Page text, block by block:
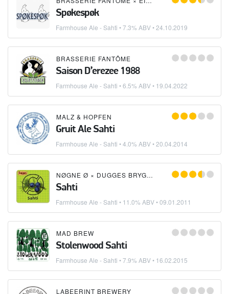
Spøkespøk
Farmhouse Ale - Sahti • 7.3% ABV •24.10.2019
BRASSERIE FANTÔME
Saison D’erezee 1988
Farmhouse Ale - Sahti • 6.5% ABV • 19.04.2022
MALZ & HOPFEN
Gruit Ale Sahti
Farmhouse Ale - Sahti • 4.0% ABV •20.04.2014
NØGNE Ø × DUGGES BRYGGERI
Sahti
Farmhouse Ale - Sahti • 11.0% ABV •09.01.2011
MAD BREW
Stolenwood Sahti
Farmhouse Ale - Sahti • 7.9% ABV • 16.02.2015
LABEERINT BREWERY